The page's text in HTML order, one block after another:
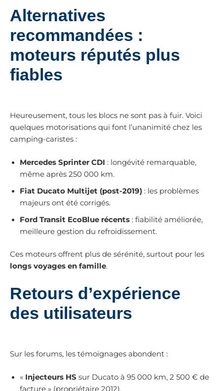
Alternatives
recommandées :
moteurs réputés plus
fiables
Heureusement, tous les blocs ne sont pas à fuir. Voici
quelques motorisations qui font l’unanimité chez les
camping-caristes :
Mercedes Sprinter CDI : longévité remarquable,
même après 250 000 km.
Fiat Ducato Multijet (post-2019) : les problèmes
majeurs ont été corrigés.
Ford Transit EcoBlue récents : fiabilité améliorée,
meilleure gestion du refroidissement.
Ces moteurs offrent plus de sérénité, surtout pour les
longs voyages en famille.
Retours d’expérience
des utilisateurs
Sur les forums, les témoignages abondent :
« Injecteurs HS sur Ducato à 95 000 km, 2 500 € de